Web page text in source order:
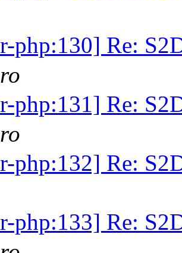
php:130] Re:
php:131] Re:
php:132] Re:
php:133] Re: